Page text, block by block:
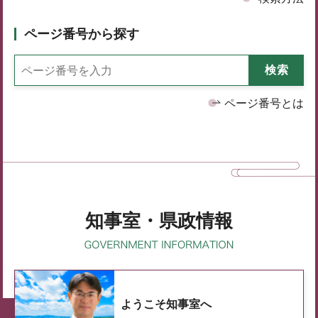
ページ番号から探す
ページ番号とは
知事室・県政情報
ようこそ知事室へ